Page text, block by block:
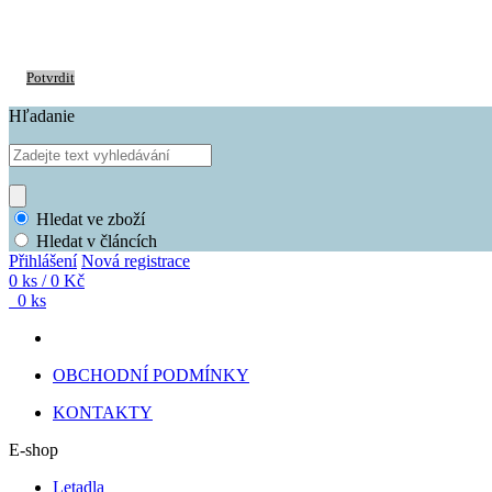
Potvrdit
Hľadanie
Hledat ve zboží
Hledat v článcích
Přihlášení Nová registrace
0 ks / 0 Kč
0 ks
OBCHODNÍ PODMÍNKY
KONTAKTY
E-shop
Letadla